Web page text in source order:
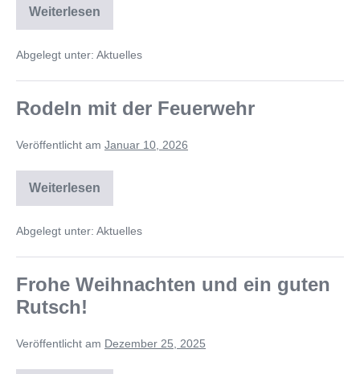
Weiterlesen
Abgelegt unter: Aktuelles
Rodeln mit der Feuerwehr
Veröffentlicht am Januar 10, 2026
Weiterlesen
Abgelegt unter: Aktuelles
Frohe Weihnachten und ein guten
Rutsch!
Veröffentlicht am Dezember 25, 2025